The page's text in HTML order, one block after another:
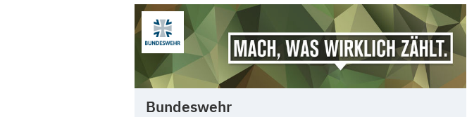
Bundeswehr